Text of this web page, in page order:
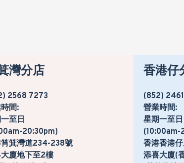
灣分店
2568 7273
間:
至日
20:30pm)
箕灣道234-238號
廈地下至2樓
香港仔
(852)
營業時間:
星期一至日
(10:00am-
香港香港
添喜大廈(